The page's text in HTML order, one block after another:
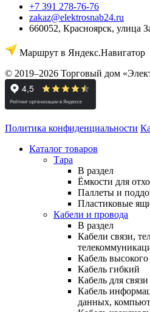
+7 391 278-76-76
zakaz@elektrosnab24.ru
660052, Красноярск, улица
Маршрут в Яндекс.Навигатор
© 2019–2026 Торговый дом
Политика конфиденциальности
Каталог товаров
Тара
В раздел
Ёмкости для
Паллеты и
Пластиковые
Кабели и провода
В раздел
Кабели связи,
Кабель
Кабель гибкий
Кабель для
Кабель
данных,